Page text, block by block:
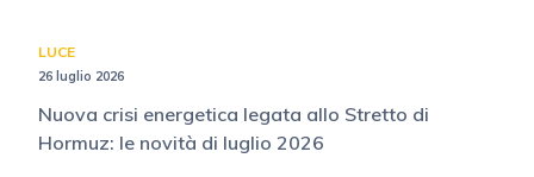
LUCE
26 luglio 2026
Nuova crisi energetica legata allo Stretto di
Hormuz: le novità di luglio 2026